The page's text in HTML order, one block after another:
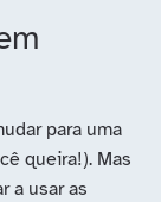
para uma
queira!). Mas
a usar as